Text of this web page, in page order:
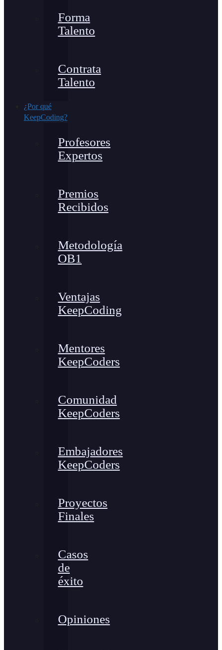
Forma
Talento
Contrata
Talento
¿Por qué
KeepCoding?
Profesores
Expertos
Premios
Recibidos
Metodología
OB1
Ventajas
KeepCoding
Mentores
KeepCoders
Comunidad
KeepCoders
Embajadores
KeepCoders
Proyectos
Finales
Casos
de
éxito
Opiniones